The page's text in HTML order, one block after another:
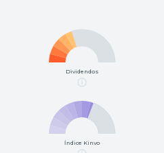
Dividendos
Índice Kinvo